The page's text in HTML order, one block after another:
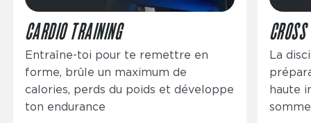
CARDIO TRAINING
Entraîne-toi pour te remettre en
forme, brûle un maximum de
calories, perds du poids et développe
ton endurance
La
haute